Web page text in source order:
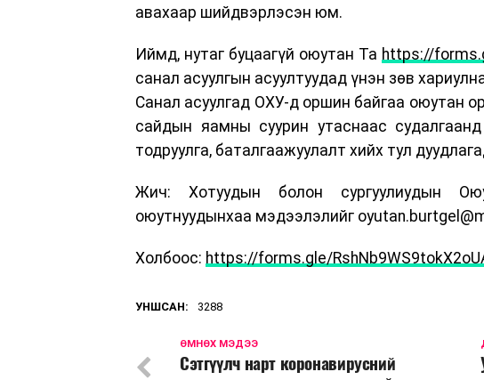
авахаар шийдвэрлэсэн юм.
Иймд, нутаг буцаагүй оюутан Та https://
санал асуулгын асуултуудад үнэн зөв
Санал асуулгад ОХУ-д оршин байгаа оюутан
сайдын яамны суурин утаснаас
тодруулга, баталгаажуулалт хийх тул
Жич: Хотуудын болон сургуулиудын
оюутнуудынхаа мэдээлэлийг
Холбоос: https://forms.gle/
УНШСАН: 3288
ӨМНӨХ МЭДЭЭ
Сэтгүүлч нарт коронавирусний